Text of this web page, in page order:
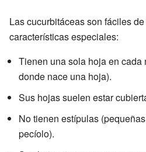
Las cucurbitáceas son fáciles
características especiales:
Tienen una sola hoja en
donde nace una hoja).
Sus hojas suelen estar
No tienen estípulas
pecíolo).